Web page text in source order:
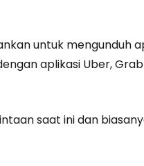
untuk mengunduh
aplikasi Uber,
saat ini dan
Lanjutkan
Lanjutkan